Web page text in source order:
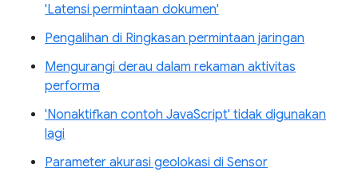
'Latensi permintaan dokumen'
Pengalihan di Ringkasan permintaan jaringan
Mengurangi derau dalam rekaman aktivitas
performa
'Nonaktifkan contoh JavaScript' tidak digunakan
lagi
Parameter akurasi geolokasi di Sensor